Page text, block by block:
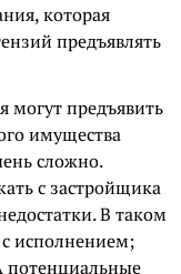
которая
предъявлять
могут предъявить
имущества
сложно.
с застройщика
В таком
с исполнением;
потенциальные